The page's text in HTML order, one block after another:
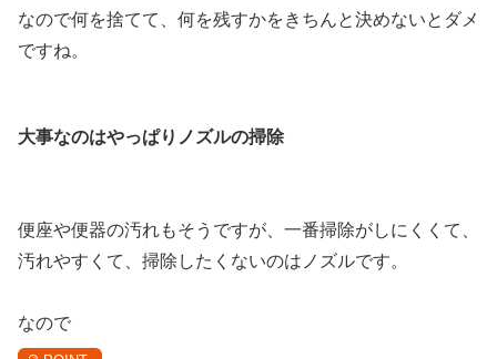
なので何を捨てて、何を残すかをきちんと決めないとダメ
ですね。
大事なのはやっぱりノズルの掃除
便座や便器の汚れもそうですが、一番掃除がしにくくて、
汚れやすくて、掃除したくないのはノズルです。
なので